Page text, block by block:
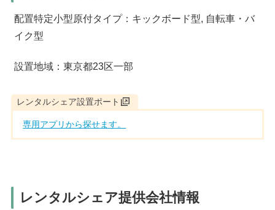
配置特定小型原付タイプ：キックボード型, 自転車・バ
イク型
設置地域：東京都23区一部
レンタルシェア設置ポート
専用アプリから探せます。
レンタルシェア提供会社情報